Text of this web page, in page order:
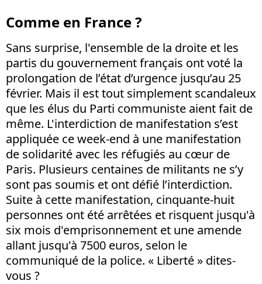
Comme en France ?
Sans surprise, l'ensemble de la droite et les
partis du gouvernement français ont voté la
prolongation de l’état d’urgence jusqu’au 25
février. Mais il est tout simplement scandaleux
que les élus du Parti communiste aient fait de
même. L'interdiction de manifestation s’est
appliquée ce week-end à une manifestation
de solidarité avec les réfugiés au cœur de
Paris. Plusieurs centaines de militants ne s’y
sont pas soumis et ont défié l’interdiction.
Suite à cette manifestation, cinquante-huit
personnes ont été arrêtées et risquent jusqu'à
six mois d'emprisonnement et une amende
allant jusqu'à 7500 euros, selon le
communiqué de la police. « Liberté » dites-
vous ?